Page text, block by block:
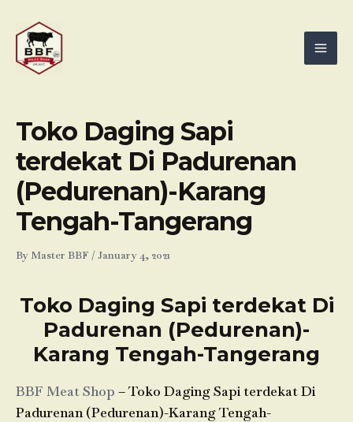
content
Toko Daging Sapi
terdekat Di Padurenan
(Pedurenan)-Karang
Tengah-Tangerang
By Master BBF /January 4, 2021
Toko Daging Sapi terdekat Di
Padurenan (Pedurenan)-
Karang Tengah-Tangerang
BBF Meat Shop – Toko Daging Sapi terdekat Di
Padurenan (Pedurenan)-Karang Tengah-